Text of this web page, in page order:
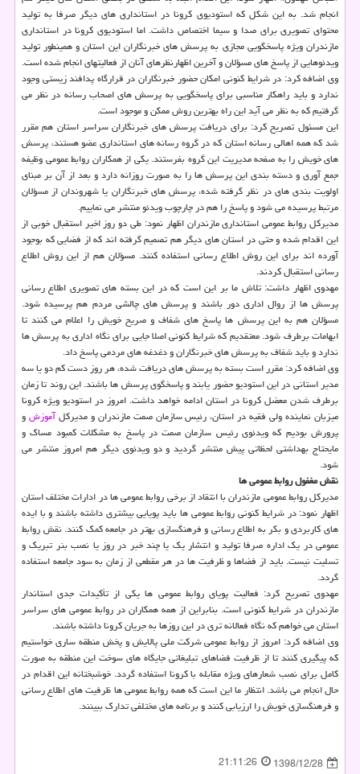
انجام شد. به این شكل كه استودیوی كرونا در استانداری های دیگر صرفا به تولید
محتوای تصویری برای صدا و سیما اختصاص داشت. اما استودیوی كرونا در استانداری
مازندران ویژه پاسخگویی مجازی به پرسش های خبرنگاران این استان و همینطور تولید
ویدئوهایی از پاسخ های مسؤلان و آخرین اظهارنظرهای آنان از فعالیتهای انجام شده است.
وی اضافه كرد: در شرایط كنونی امكان حضور خبرنگاران در قرارگاه پدافند زیستی وجود
ندارد و باید راهكار مناسبی برای پاسخگویی به پرسش های اصحاب رسانه در نظر می
گرفتیم كه به نظر می آید این راه بهترین روش ممكن و موجود است.
این مسئول تصریح كرد: برای دریافت پرسش های خبرنگاران سراسر استان هم مقرر
شد كه همه اهالی رسانه استان كه در گروه رسانه های استانداری عضو هستند، پرسش
های خویش را به صفحه مدیریت این گروه بفرستند. یكی از همكاران روابط عمومی وظیفه
جمع آوری و دسته بندی این پرسش ها را به صورت روزانه دارد و بعد از آن بر مبنای
اولویت بندی های در نظر گرفته شده، پرسش های خبرنگاران یا شهروندان از مسؤلان
مرتبط پرسیده می شود و پاسخ را هم در چارچوب ویدئو منتشر می نماییم.
مدیركل روابط عمومی استانداری مازندران اظهار نمود: طی دو روز اخیر استقبال خوبی از
این اقدام شده و حتی در استان های دیگر هم تصمیم گرفته اند كه از فضایی كه بوجود
آورده اند برای این روش اطلاع رسانی استفاده كنند. مسؤلان هم از این روش اطلاع
رسانی استقبال كردند.
مهدوی اظهار داشت: تلاش ما بر این است كه در این بسته های تصویری اطلاع رسانی
پرسش ها از روال اداری دور باشند و پرسش های چالشی مردم هم پرسیده شود.
مسؤلان هم به این پرسش ها پاسخ های شفاف و صریح خویش را اعلام می كنند تا
ابهامات برطرف شود. معتقدیم كه شرایط كنونی اصلا جایی برای نگاه اداری به پرسش ها
ندارد و باید شفاف به پرسش های خبرنگاران و دغدغه های مردمی پاسخ داد.
وی اضافه كرد: مقرر است بسته به پرسش های دریافت شده، هر روز دست كم دو یا سه
مدیر استانی در این استودیو حضور یابند و پاسخگوی پرسش ها باشند. این روند تا زمان
برطرف شدن معضل كرونا در استان ادامه خواهد داشت. امروز در استودیو ویژه كرونا
میزبان نماینده ولی فقیه در استان، رئیس سازمان صمت مازندران و مدیركلآموزشو
پرورش بودیم كه ویدئوی رئیس سازمان صمت در پاسخ به مشكلات كمبود مساك و
مایحتاج بهداشتی لحظاتی پیش منتشر گردید و دو ویدئوی دیگر هم امروز منتشر می
شود.
نقش مغفول روابط عمومی ها
مدیركل روابط عمومی مازندران با انتقاد از برخی روابط عمومی ها در ادارات مختلف استان
اظهار نمود: در شرایط كنونی روابط عمومی ها باید پویایی بیشتری داشته باشند و با ایده
های كاربردی و بكر به اطلاع رسانی و فرهنگسازی بهتر در جامعه كمك كنند. نقش روابط
عمومی در یك اداره صرفا تولید و انتشار یك یا چند خبر در روز یا نصب بنر تبریك و
تسلیت نیست. باید از فضاها و ظرفیت ها در هر مقطعی از زمان به سود جامعه استفاده
گردد.
مهدوی تصریح كرد: فعالیت پویای روابط عمومی ها یكی از تأكیدات جدی استاندار
مازندران در شرایط كنونی است. بنابراین از همه همكاران در روابط عمومی های سراسر
استان می خواهم كه نگاه فعالانه تری در این روزها به جریان كرونا داشته باشند.
وی اضافه كرد: امروز از روابط عمومی شركت ملی پالایش و پخش منطقه ساری خواستیم
كه پیگیری كنند تا از ظرفیت فضاهای تبلیغاتی جایگاه های سوخت این منطقه به صورت
كامل برای نصب شعارهای ویژه مقابله با كرونا استفاده گردد. خوشبختانه این اقدام در
حال انجام می باشد. انتظار ما این است كه همه روابط عمومی ها ظرفیت های اطلاع رسانی
و فرهنگسازی خویش را ارزیابی كنند و برنامه های مختلفی تدارك ببینند.
1398/12/28
21:11:26